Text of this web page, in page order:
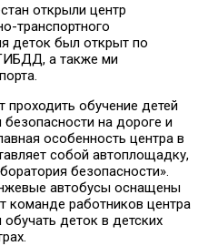
открыли центр
транспортного
деток был открыт по
а также ми
обучение детей
на дороге и
особенность центра в
собой автоплощадку,
безопасности».
автобусы оснащены
работников центра
деток в детских